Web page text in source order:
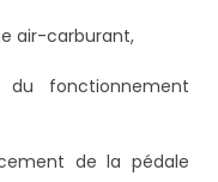
air-carburant,
fonctionnement
de la pédale